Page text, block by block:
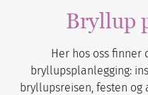
Bryllup
Her hos oss
bryllupsplanlegging:
bryllupsreisen, festen